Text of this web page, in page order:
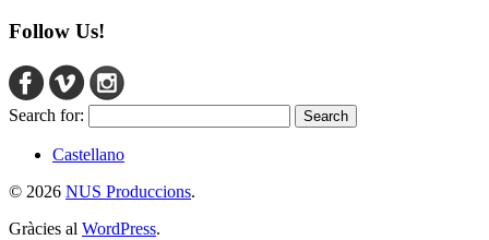
Follow Us!
Search for:
Castellano
© 2026 NUS Produccions.
Gràcies al WordPress.